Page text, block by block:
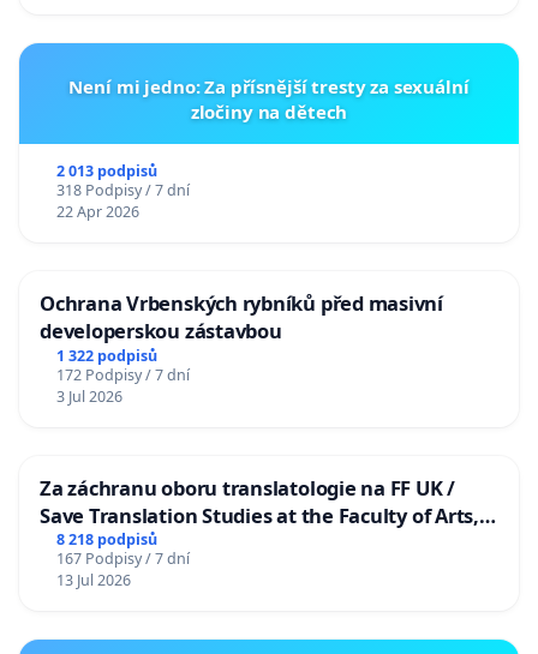
Není mi jedno: Za přísnější tresty za sexuální
zločiny na dětech
2 013 podpisů
318 Podpisy / 7 dní
22 Apr 2026
Ochrana Vrbenských rybníků před masivní
developerskou zástavbou
1 322 podpisů
172 Podpisy / 7 dní
3 Jul 2026
Za záchranu oboru translatologie na FF UK /
Save Translation Studies at the Faculty of Arts,
Charles University
8 218 podpisů
167 Podpisy / 7 dní
13 Jul 2026